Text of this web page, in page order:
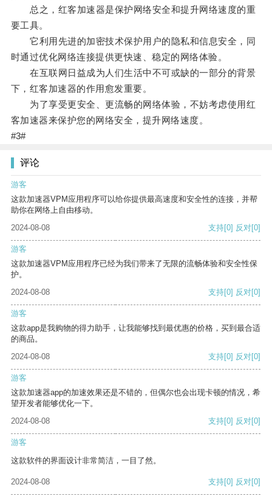
总之，红客加速器是保护网络安全和提升网络速度的重
要工具。
它利用先进的加密技术保护用户的隐私和信息安全，同
时通过优化网络连接提供更快速、稳定的网络体验。
在互联网日益成为人们生活中不可或缺的一部分的背景
下，红客加速器的作用愈发重要。
为了享受更安全、更流畅的网络体验，不妨考虑使用红
客加速器来保护您的网络安全，提升网络速度。
#3#
评论
游客
这款加速器VPM应用程序可以给你提供最高速度和安全性的连接，并帮
助你在网络上自由移动。
2024-08-08
支持[0] 反对[0]
游客
这款加速器VPM应用程序已经为我们带来了无限的流畅体验和安全性保
护。
2024-08-08
支持[0] 反对[0]
游客
这款app是我购物的得力助手，让我能够找到最优惠的价格，买到最合适
的商品。
2024-08-08
支持[0] 反对[0]
游客
这款加速器app的加速效果还是不错的，但偶尔也会出现卡顿的情况，希
望开发者能够优化一下。
2024-08-08
支持[0] 反对[0]
游客
这款软件的界面设计非常简洁，一目了然。
2024-08-08 支持[0] 反对[0]